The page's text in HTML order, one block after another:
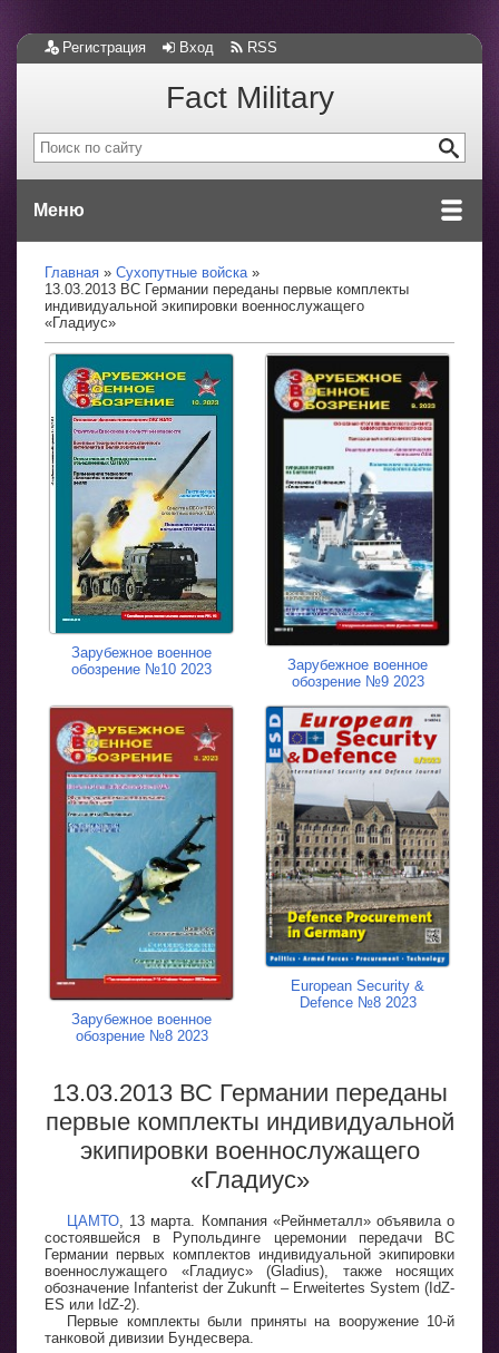
Регистрация Вход RSS
Fact Military
Меню
Главная
Сухопутные войска
13.03.2013 ВС Германии переданы первые комплекты
индивидуальной экипировки военнослужащего
«Гладиус»
Зарубежное военное
обозрение №10 2023
Зарубежное военное
обозрение №9 2023
Зарубежное военное
обозрение №8 2023
European Security &
Defence №8 2023
13.03.2013 ВС Германии переданы
первые комплекты индивидуальной
экипировки военнослужащего
«Гладиус»
ЦАМТО , 13 марта. Компания «Рейнметалл» объявила о
состоявшейся в Рупольдинге церемонии передачи ВС
Германии первых комплектов индивидуальной экипировки
военнослужащего «Гладиус» (Gladius), также носящих
обозначение Infanterist der Zukunft – Erweitertes System (IdZ-
ES или IdZ-2).
Первые комплекты были приняты на вооружение 10-й
танковой дивизии Бундесвера.